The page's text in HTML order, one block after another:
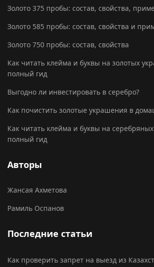
Золото 375 пробы: состав, свойства,
Золото 585 пробы: состав, свойства и
Золото 750 пробы: состав, свойства
Как читать клейма и буквы на золотых
полный гид
Выгодно ли инвестировать в серебро?
Как почистить золотые украшения в
Как читать клейма и буквы на
полный гид
Авторы
Жансая Ахметова
Рамиль Оспанов
Последние статьи
Как проверить запрет на выезд из